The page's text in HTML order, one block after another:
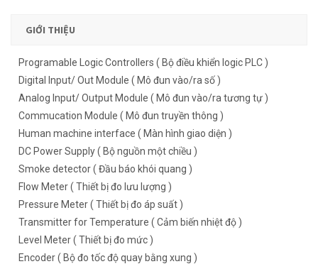
GIỚI THIỆU
Programable Logic Controllers ( Bộ điều khiển logic PLC )
Digital Input/ Out Module ( Mô đun vào/ra số )
Analog Input/ Output Module ( Mô đun vào/ra tương tự )
Commucation Module ( Mô đun truyền thông )
Human machine interface ( Màn hình giao diện )
DC Power Supply ( Bộ nguồn một chiều )
Smoke detector ( Đầu báo khói quang )
Flow Meter ( Thiết bị đo lưu lượng )
Pressure Meter ( Thiết bị đo áp suất )
Transmitter for Temperature ( Cảm biến nhiệt độ )
Level Meter ( Thiết bị đo mức )
Encoder ( Bộ đo tốc độ quay bằng xung )